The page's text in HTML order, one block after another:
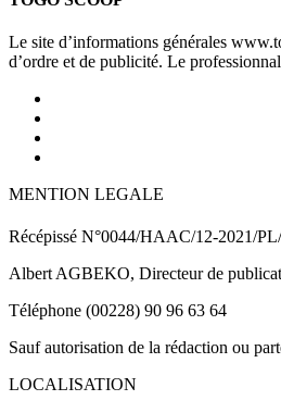
Le site d’informations générales
d’ordre et de publicité. Le
MENTION LEGALE
Récépissé N°0044/HAAC/12-2021/
Albert AGBEKO, Directeur de
Téléphone (00228) 90 96 63 64
Sauf autorisation de la rédaction ou
LOCALISATION